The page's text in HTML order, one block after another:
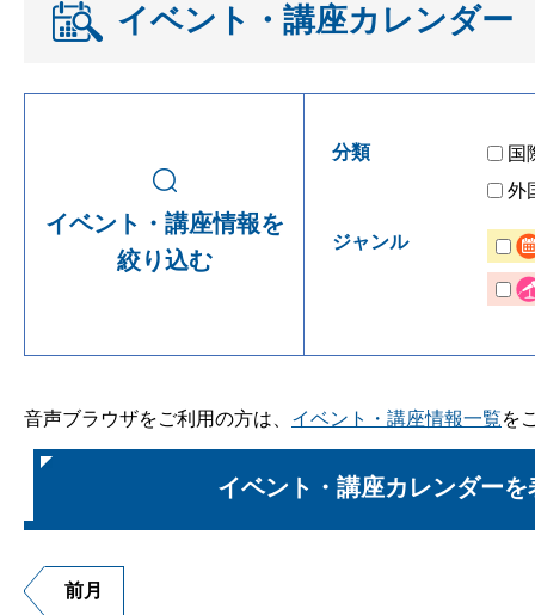
イベント・講座カレンダー
イベント・講座情報を
絞り込む
分類
国
外
ジャンル
音声ブラウザをご利用の方は、 イベント・講座情報一覧を
イベント・講座カレンダーを
前月